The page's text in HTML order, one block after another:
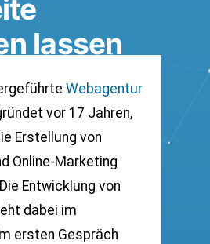
lassen
Webagentur
vor 17 Jahren,
Erstellung von
Online-Marketing
Entwicklung von
dabei im
ersten Gespräch